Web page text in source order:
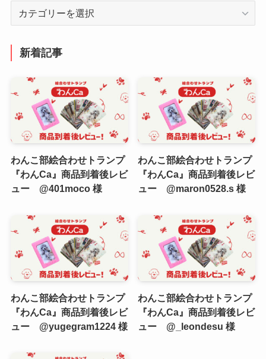
新着記事
わんこ部絵合わせトランプ
『わんCa』商品到着後レビ
ュー @401moco 様
わんこ部絵合わせトランプ
『わんCa』商品到着後レビ
ュー @maron0528.s 様
わんこ部絵合わせトランプ
『わんCa』商品到着後レビ
ュー @yugegram1224 様
わんこ部絵合わせトランプ
『わんCa』商品到着後レビ
ュー @_leondesu 様